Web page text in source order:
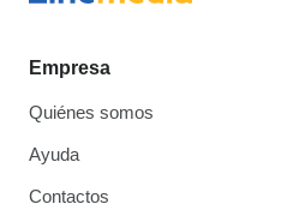
Empresa
Quiénes somos
Ayuda
Contactos